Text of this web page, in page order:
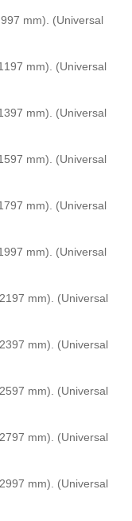
mm). (Universal
mm). (Universal
mm). (Universal
mm). (Universal
mm). (Universal
mm). (Universal
mm). (Universal
mm). (Universal
mm). (Universal
mm). (Universal
mm). (Universal